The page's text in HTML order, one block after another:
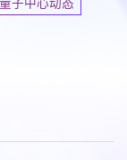
量子中心动态